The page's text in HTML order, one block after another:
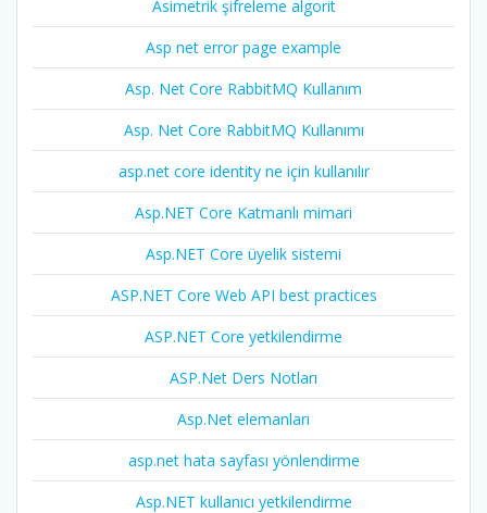
Asimetrik şifreleme algorit
Asp net error page example
Asp. Net Core RabbitMQ Kullanım
Asp. Net Core RabbitMQ Kullanımı
asp.net core identity ne için kullanılır
Asp.NET Core Katmanlı mimari
Asp.NET Core üyelik sistemi
ASP.NET Core Web API best practices
ASP.NET Core yetkilendirme
ASP.Net Ders Notları
Asp.Net elemanları
asp.net hata sayfası yönlendirme
Asp.NET kullanıcı yetkilendirme